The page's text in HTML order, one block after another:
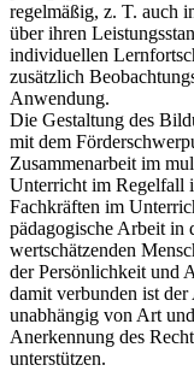
regelmäßig, z. T. auch
über ihren
individuellen
zusätzlich
Anwendung.
Die Gestaltung des
mit dem
Zusammenarbeit im
Unterricht im Regelfall
Fachkräften im
pädagogische Arbeit in
wertschätzenden
der Persönlichkeit und
damit verbunden ist
unabhängig von Art
Anerkennung des
unterstützen.